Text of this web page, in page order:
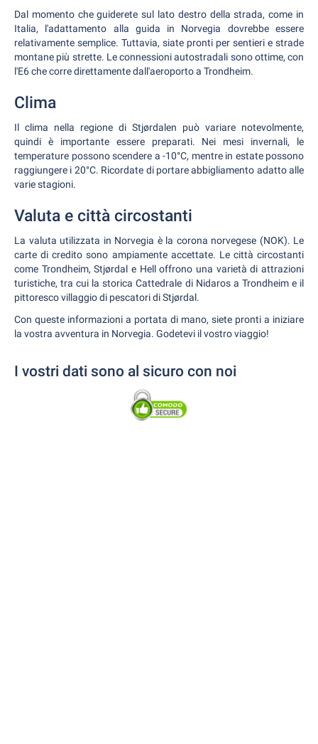
Dal momento che guiderete sul lato destro della strada, come in
Italia, l'adattamento alla guida in Norvegia dovrebbe essere
relativamente semplice. Tuttavia, siate pronti per sentieri e strade
montane più strette. Le connessioni autostradali sono ottime, con
l'E6 che corre direttamente dall'aeroporto a Trondheim.
Clima
Il clima nella regione di Stjørdalen può variare notevolmente,
quindi è importante essere preparati. Nei mesi invernali, le
temperature possono scendere a -10°C, mentre in estate possono
raggiungere i 20°C. Ricordate di portare abbigliamento adatto alle
varie stagioni.
Valuta e città circostanti
La valuta utilizzata in Norvegia è la corona norvegese (NOK). Le
carte di credito sono ampiamente accettate. Le città circostanti
come Trondheim, Stjørdal e Hell offrono una varietà di attrazioni
turistiche, tra cui la storica Cattedrale di Nidaros a Trondheim e il
pittoresco villaggio di pescatori di Stjørdal.
Con queste informazioni a portata di mano, siete pronti a iniziare
la vostra avventura in Norvegia. Godetevi il vostro viaggio!
I vostri dati sono al sicuro con noi